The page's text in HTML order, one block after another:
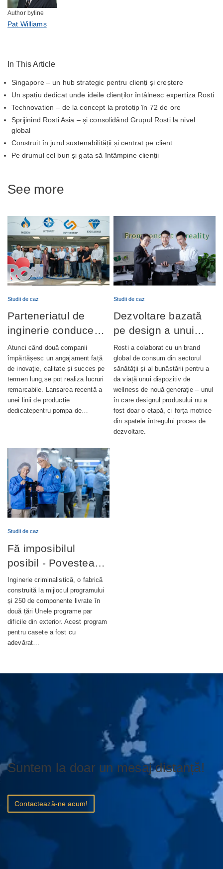
Author byline
Pat Williams
In This Article
Singapore – un hub strategic pentru clienți și creștere
Un spațiu dedicat unde ideile clienților întâlnesc expertiza Rosti
Technovation – de la concept la prototip în 72 de ore
Sprijinind Rosti Asia – și consolidând Grupul Rosti la nivel
global
Construit în jurul sustenabilității și centrat pe client
Pe drumul cel bun și gata să întâmpine clienții
See more
Studii de caz
Parteneriatul de
inginerie conduce
lansarea cu succes
a producției de
pompe de ungere
automată
Atunci când două companii
împărtășesc un angajament față
de inovație, calitate și succes pe
termen lung,se pot realiza lucruri
remarcabile. Lansarea recentă a
unei linii de producție
dedicatepentru pompa de…
Studii de caz
Dezvoltare bazată
pe design a unui
dispozitiv de
wellness complet
integrat
Rosti a colaborat cu un brand
global de consum din sectorul
sănătății și al bunăstării pentru a
da viață unui dispozitiv de
wellness de nouă generație – unul
în care designul produsului nu a
fost doar o etapă, ci forța motrice
din spatele întregului proces de
dezvoltare.
Studii de caz
Fă imposibilul
posibil - Povestea
completă din spatele
unui terminal bancar
de autoservire de
nouă generație
Inginerie criminalistică, o fabrică
construită la mijlocul programului
și 250 de componente livrate în
două țări Unele programe par
dificile din exterior. Acest program
pentru casete a fost cu
adevărat…
Suntem la doar un mesaj distanță!
Contactează-ne acum!